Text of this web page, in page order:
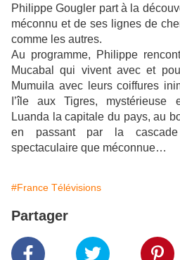
Philippe Gougler part à la
méconnu et de ses lignes de
comme les autres.
Au programme, Philippe
Mucabal qui vivent avec et
Mumuila avec leurs coiffures
I’île aux Tigres, mystérieuse
Luanda la capitale du pays, au
en passant par la
spectaculaire que méconnue…
#France Télévisions
Partager